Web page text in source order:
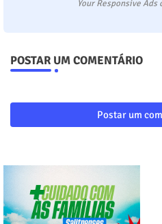
Your Responsive Ads
POSTAR UM COMENTÁRIO
Postar um